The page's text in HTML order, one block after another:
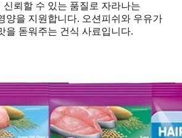
신뢰할 수 있는 품질로 자라나는
양을 지원합니다. 오션피쉬와 우유가
을 돋워주는 건식 사료입니다.